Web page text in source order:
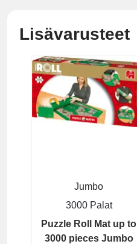
Lisävarusteet
Jumbo
3000 Palat
Puzzle Roll Mat up to
3000 pieces Jumbo